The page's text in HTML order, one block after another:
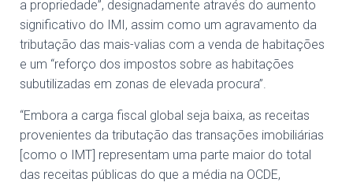
a propriedade”, designadamente através do aumento
significativo do IMI, assim como um agravamento da
tributação das mais-valias com a venda de habitações
e um “reforço dos impostos sobre as habitações
subutilizadas em zonas de elevada procura”.
“Embora a carga fiscal global seja baixa, as receitas
provenientes da tributação das transações imobiliárias
[como o IMT] representam uma parte maior do total
das receitas públicas do que a média na OCDE,